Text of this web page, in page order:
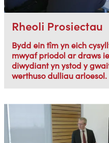
Rheoli Prosiectau
Bydd ein tîm yn eich
mwyaf priodol ar draws
diwydiant yn ystod y
werthuso dulliau arloesol.